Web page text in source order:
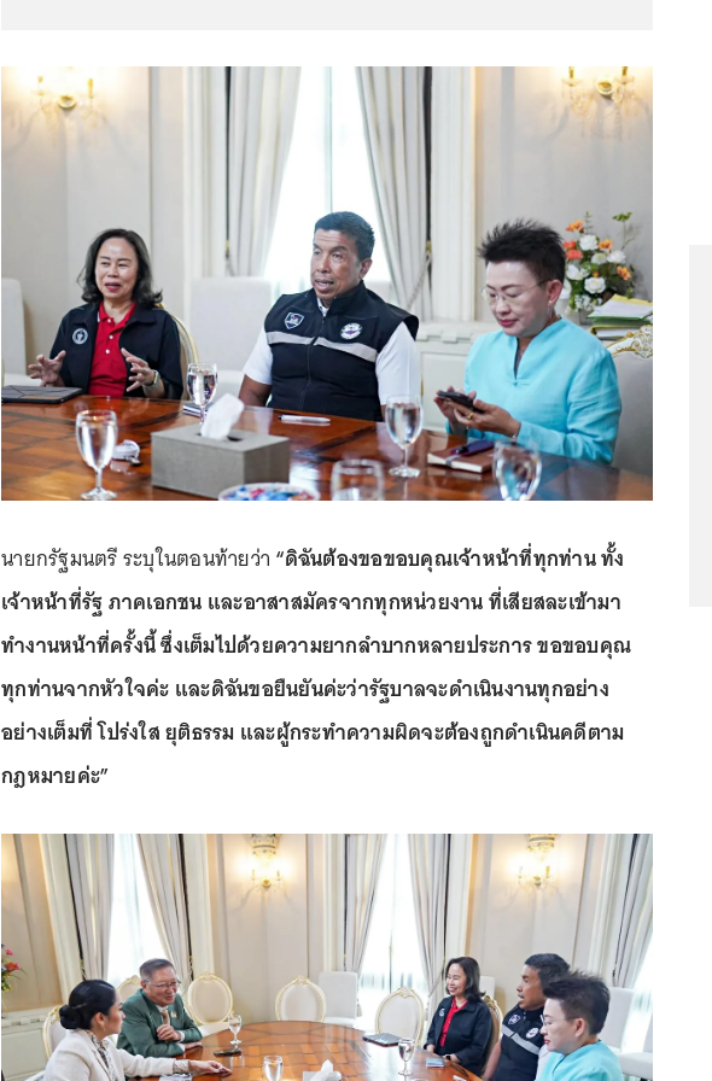
นายกรัฐมนตรี ระบุในตอนท้ายว่า “ดิฉันต้องขอขอบคุณเจ้าหน้าที่ทุกท่าน ทั้ง
เจ้าหน้าที่รัฐ ภาคเอกชน และอาสาสมัครจากทุกหน่วยงาน ที่เสียสละเข้ามา
ทำงานหน้าที่ครั้งนี้ ซึ่งเต็มไปด้วยความยากลำบากหลายประการ ขอขอบคุณ
ทุกท่านจากหัวใจค่ะ และดิฉันขอยืนยันค่ะว่ารัฐบาลจะดำเนินงานทุกอย่าง
อย่างเต็มที่ โปร่งใส ยุติธรรม และผู้กระทำความผิดจะต้องถูกดำเนินคดีตาม
กฎหมายค่ะ”